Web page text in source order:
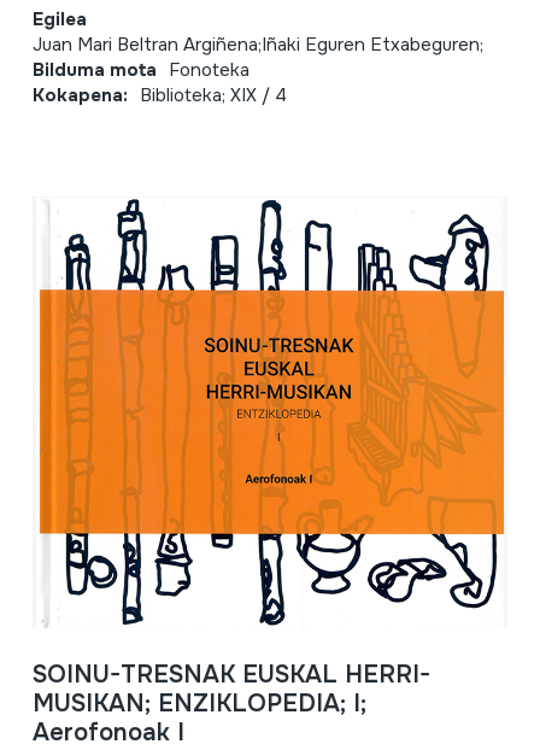
Egilea
Juan Mari Beltran Argiñena;Iñaki Eguren Etxabeguren;
Bilduma mota Fonoteka
Kokapena: Biblioteka; XIX / 4
SOINU-TRESNAK EUSKAL HERRI-
MUSIKAN; ENZIKLOPEDIA; I;
Aerofonoak I